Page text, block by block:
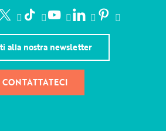
alla nostra newsletter
CONTATTATECI